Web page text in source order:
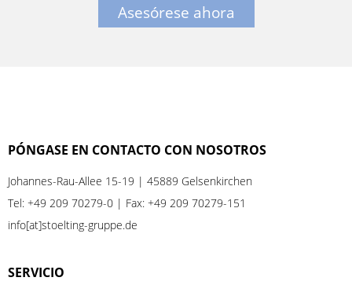
Asesórese ahora
PÓNGASE EN CONTACTO CON NOSOTROS
Johannes-Rau-Allee 15-19 | 45889 Gelsenkirchen
Tel: +49 209 70279-0 | Fax: +49 209 70279-151
info[at]stoelting-gruppe.de
SERVICIO